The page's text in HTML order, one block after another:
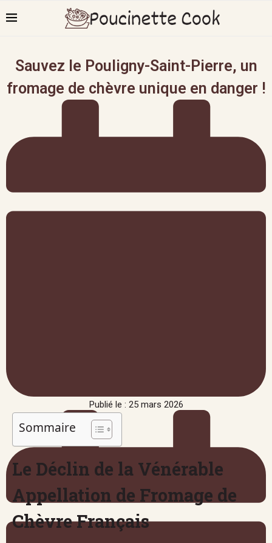
Sauvez le Pouligny-Saint-Pierre, un
fromage de chèvre unique en danger !
Publié le : 25 mars 2026
Sommaire
Le Déclin de la Vénérable
Appellation de Fromage de
Chèvre Français